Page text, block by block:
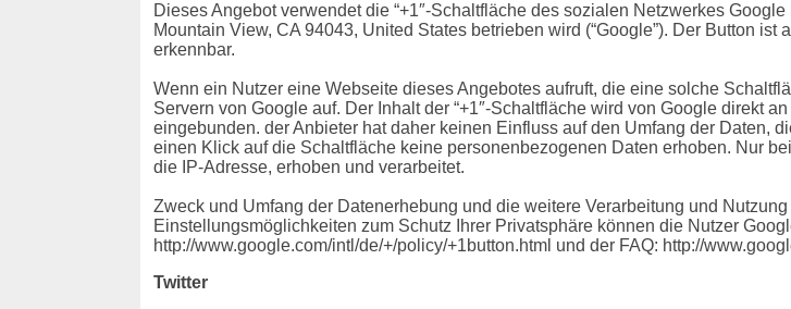
Dieses Angebot verwendet die “+1″-Schaltfläche des sozialen Netzwerkes
Mountain View, CA 94043, United States betrieben wird (“Google”). Der Button
erkennbar.
Wenn ein Nutzer eine Webseite dieses Angebotes aufruft, die eine solche
Servern von Google auf. Der Inhalt der “+1″-Schaltfläche wird von Google direkt
eingebunden. der Anbieter hat daher keinen Einfluss auf den Umfang der Daten,
einen Klick auf die Schaltfläche keine personenbezogenen Daten erhoben. Nur
die IP-Adresse, erhoben und verarbeitet.
Zweck und Umfang der Datenerhebung und die weitere Verarbeitung und
Einstellungsmöglichkeiten zum Schutz Ihrer Privatsphäre können die Nutzer
http://www.google.com/intl/de/+/policy/+1button.html und der FAQ: http://
Twitter